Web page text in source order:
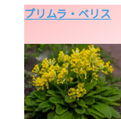
プリムラ・ベリス